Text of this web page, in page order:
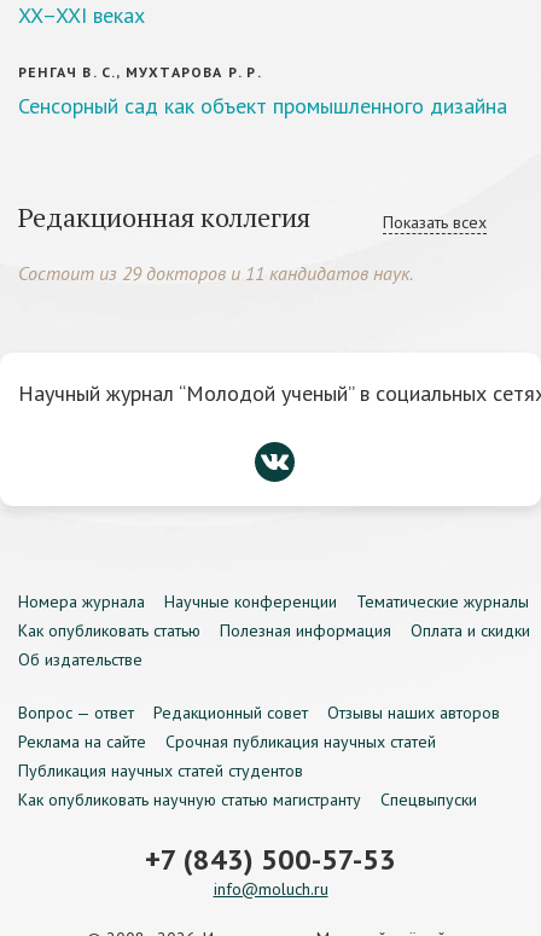
XX–XXI веках
РЕНГАЧ В. С., МУХТАРОВА Р. Р.
Сенсорный сад как объект промышленного дизайна
Показать всех
Редакционная коллегия
Состоит из 29 докторов и 11 кандидатов наук.
Научный журнал “Молодой ученый” в социальных
Номера журнала Научные конференции
Тематические журналы
Как опубликовать статью
Полезная информация
Оплата и скидки
Об издательстве
Вопрос — ответ Редакционный совет
Отзывы наших авторов
Реклама на сайте
Срочная публикация научных статей
Публикация научных статей студентов
Как опубликовать научную статью магистранту
Спецвыпуски
+7 (843) 500-57-53
info@moluch.ru